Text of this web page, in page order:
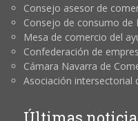
Consejo asesor de
Consejo de consumo de
Mesa de comercio del
Confederación de
Cámara Navarra de
Asociación intersectorial
Últimas